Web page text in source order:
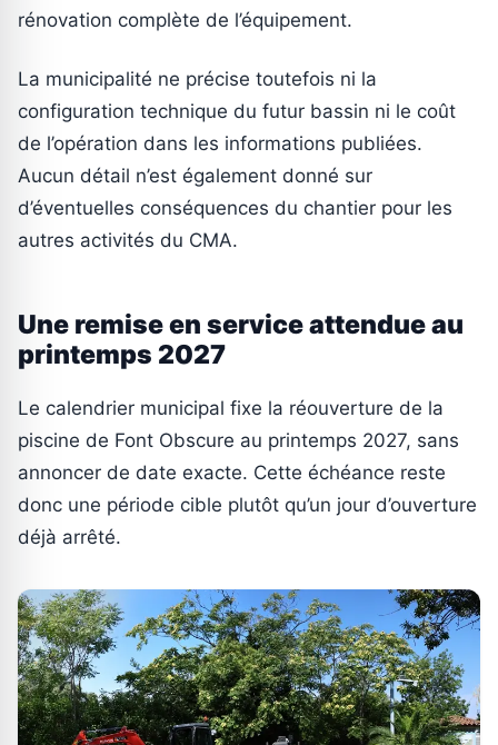
rénovation complète de l’équipement.
La municipalité ne précise toutefois ni la
configuration technique du futur bassin ni le coût
de l’opération dans les informations publiées.
Aucun détail n’est également donné sur
d’éventuelles conséquences du chantier pour les
autres activités du CMA.
Une remise en service attendue au
printemps 2027
Le calendrier municipal fixe la réouverture de la
piscine de Font Obscure au printemps 2027, sans
annoncer de date exacte. Cette échéance reste
donc une période cible plutôt qu’un jour d’ouverture
déjà arrêté.